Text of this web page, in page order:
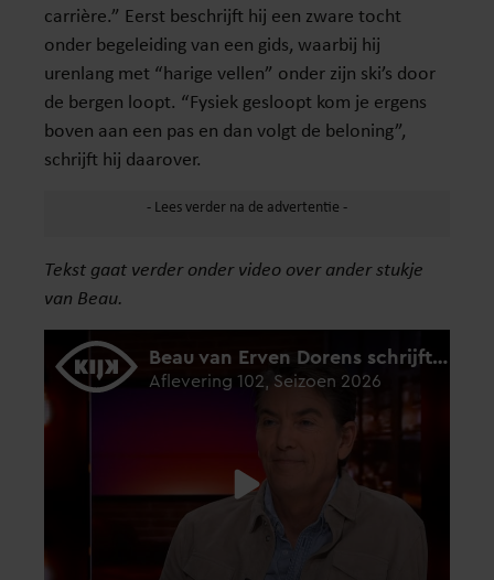
carrière.” Eerst beschrijft hij een zware tocht
onder begeleiding van een gids, waarbij hij
urenlang met “harige vellen” onder zijn ski’s door
de bergen loopt. “Fysiek gesloopt kom je ergens
boven aan een pas en dan volgt de beloning”,
schrijft hij daarover.
Tekst gaat verder onder video over ander stukje
van Beau.